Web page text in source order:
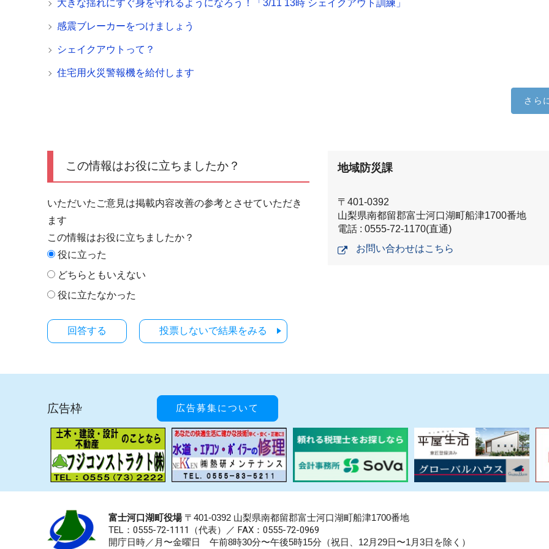
大きな揺れにすぐ身を守れるようになろう！「3/11 13時 シェイクアウト訓練」
感震ブレーカーをつけましょう
シェイクアウトって？
住宅用火災警報機を給付します
さら
この情報はお役に立ちましたか？
いただいたご意見は掲載内容改善の参考とさせていただき
ます
この情報はお役に立ちましたか？
役に立った
どちらともいえない
役に立たなかった
投票しないで結果をみる
地域防災課
〒401-0392
山梨県南都留郡富士河口湖町船津1700番地
電話 : 0555-72-1170(直通)
お問い合わせはこちら
広告枠 広告募集について
富士河口湖町役場〒401-0392 山梨県南都留郡富士河口湖町船津1700番地
TEL：0555-72-1111 （代表）／ FAX：0555-72-0969
開庁日時／月〜金曜日 午前8時30分〜午後5時15分（祝日、12月29日〜1月3日を除く）